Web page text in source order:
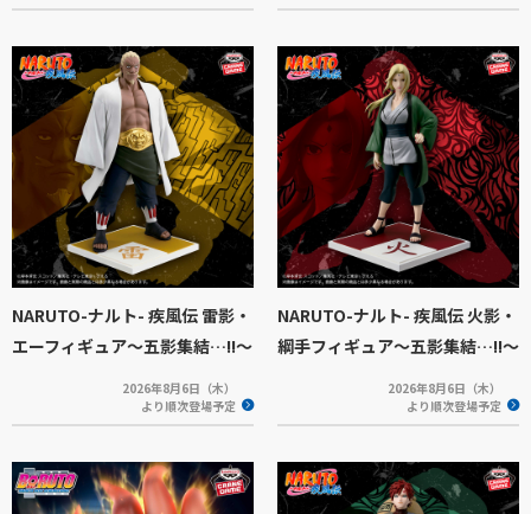
NARUTO-ナルト- 疾風伝 雷影・
エーフィギュア～五影集結…!!～
2026年8月6日（木）
より順次登場予定
NARUTO-ナルト- 疾風伝 火影・
綱手フィギュア～五影集結…!!～
2026年8月6日（木）
より順次登場予定